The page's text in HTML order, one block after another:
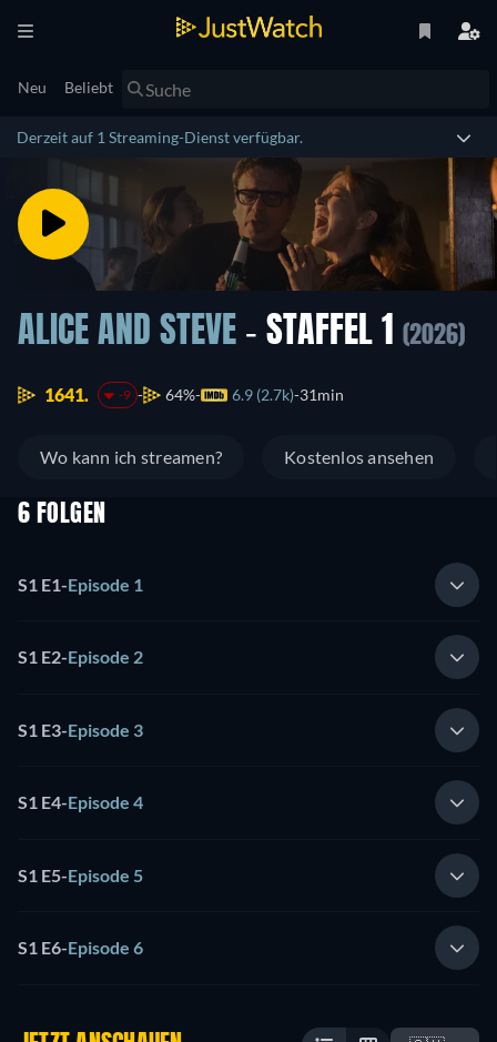
Neu Beliebt
Derzeit auf 1 Streaming-Dienst verfügbar.
ALICE AND STEVE - STAFFEL 1 (2026)
1641. -9 64% 6.9 (2.7k) 31min
Wo kann ich streamen? Kostenlos ansehen
6 FOLGEN
S1 E1-Episode 1
S1 E2-Episode 2
S1 E3-Episode 3
S1 E4-Episode 4
S1 E5-Episode 5
S1 E6-Episode 6